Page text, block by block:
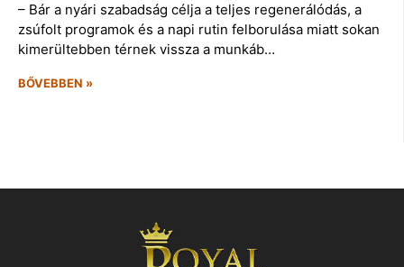
– Bár a nyári szabadság célja a teljes regenerálódás, a
zsúfolt programok és a napi rutin felborulása miatt sokan
kimerültebben térnek vissza a munkáb…
BŐVEBBEN »